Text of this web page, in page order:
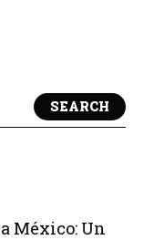
SEARCH
México: Un